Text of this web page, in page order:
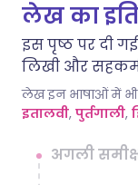
लेख का
इस पृष्ठ पर दी
लिखी और
लेख इन भाषाओं में
इतालवी, पुर्तगाली,
अगली